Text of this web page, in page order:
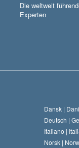
Die weltweit
Experten
Dansk |
Deutsch |
Italiano |
Norsk |